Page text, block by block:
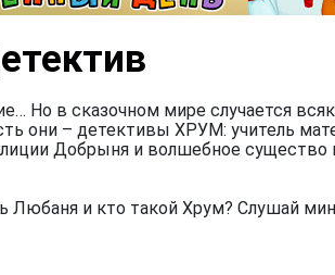
Но в сказочном мире случается
они – детективы ХРУМ: учитель
Добрыня и волшебное существо
Любаня и кто такой Хрум? Слушай